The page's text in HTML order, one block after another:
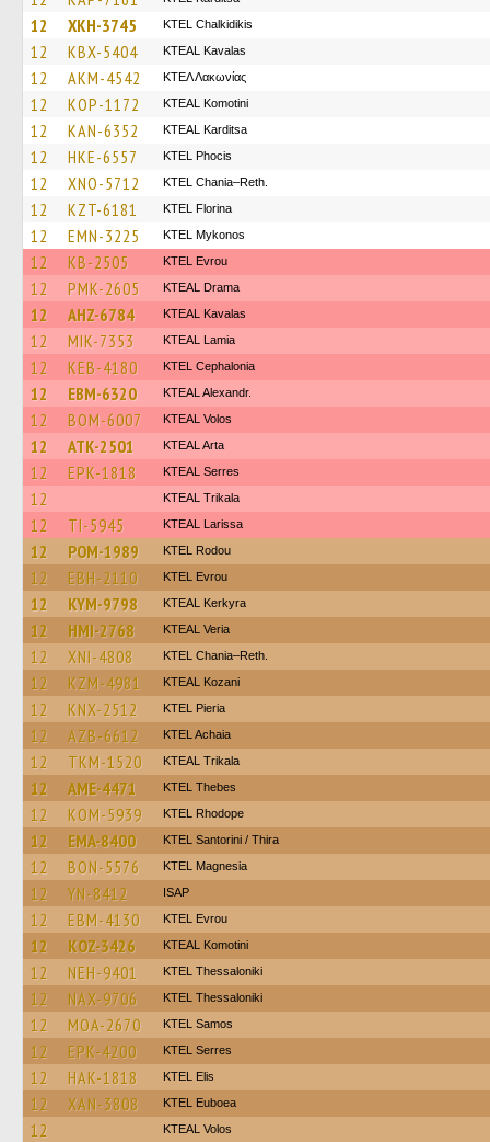
12 XKH-3745 ΚΤΕL Chalkidikis
12 KBX-5404 KTEAL Kavalas
12 AKM-4542 ΚΤΕΛ Λακωνίας
12 KOP-1172 KTEAL Komotini
12 KAN-6352 KTEAL Karditsa
12 HKE-6557 ΚΤΕL Phocis
12 XNO-5712 KTEL Chania–Reth.
12 KZT-6181 KTEL Florina
12 EMN-3225 KTEL Mykonos
12 KB-2505 KTEL Evrou
12 PMK-2605 KTEAL Drama
12 AHZ-6784 KTEAL Kavalas
12 MIK-7353 KTEAL Lamia
12 KEB-4180 KTEL Cephalonia
12 EBM-6320 KTEAL Alexandr.
12 BOM-6007 KTEAL Volos
12 ATK-2501 KTEAL Arta
12 EPK-1818 KTEAL Serres
12 KTEAL Trikala
12 TI-5945 KTEAL Larissa
12 POM-1989 ΚΤΕL Rodou
12 EBH-2110 KTEL Evrou
12 KYM-9798 KTEAL Kerkyra
12 HMI-2768 KTEAL Veria
12 XNI-4808 KTEL Chania–Reth.
12 KZM-4981 KTEAL Kozani
12 KNX-2512 KTEL Pieria
12 AZB-6612 KTEL Achaia
12 TKM-1520 KTEAL Trikala
12 AME-4471 KTEL Thebes
12 KOM-5939 KTEL Rhodope
12 EMA-8400 KTEL Santorini / Thira
12 BON-5576 ΚΤΕL Magnesia
12 YN-8412 ISAP
12 EBM-4130 KTEL Evrou
12 KOZ-3426 KTEAL Komotini
12 NEH-9401 KTEL Thessaloniki
12 NAX-9706 KTEL Thessaloniki
12 MOA-2670 KTEL Samos
12 EPK-4200 KTEL Serres
12 HAK-1818 KTEL Elis
12 XAN-3808 ΚΤΕL Euboea
12 KTEAL Volos